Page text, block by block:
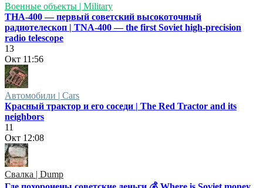
Военные объекты | Military
ТНА-400 — первый советский высокоточный
радиотелескоп | TNA-400 — the first Soviet high-precision
radio telescope
13
Окт 11:56
Автомобили | Cars
Красный трактор и его соседи | The Red Tractor and its
neighbors
11
Окт 12:08
Свалка | Dump